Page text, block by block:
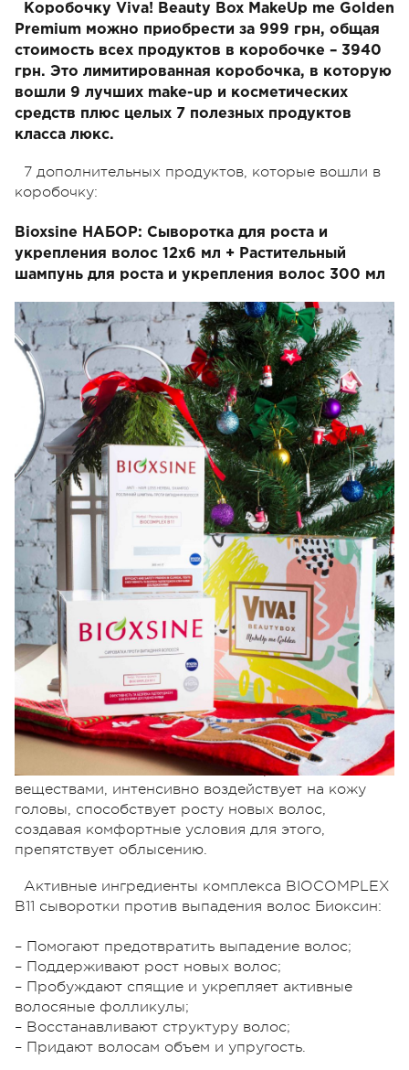
Коробочку Viva! Beauty Box MakeUp me Golden
Premium можно приобрести за 999 грн, общая
стоимость всех продуктов в коробочке – 3940
грн. Это лимитированная коробочка, в которую
вошли 9 лучших make-up и косметических
средств плюс целых 7 полезных продуктов
класса люкс.
7 дополнительных продуктов, которые вошли в
коробочку:
Bioxsine НАБОР: Сыворотка для роста и
укрепления волос 12х6 мл + Растительный
шампунь для роста и укрепления волос 300 мл
Максимальная концентрация и очистка
растительных экстрактов в комплексе Biocomplex
B11 сыворотки против выпадения волос Биоксин,
обогащенной витаминами и минеральными
веществами, интенсивно воздействует на кожу
головы, способствует росту новых волос,
создавая комфортные условия для этого,
препятствует облысению.
Активные ингредиенты комплекса BIOCOMPLEX
B11 сыворотки против выпадения волос Биоксин:
– Помогают предотвратить выпадение волос;
– Поддерживают рост новых волос;
– Пробуждают спящие и укрепляет активные
волосяные фолликулы;
– Восстанавливают структуру волос;
– Придают волосам объем и упругость.